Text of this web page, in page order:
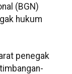
(BGN)
hukum
penegak